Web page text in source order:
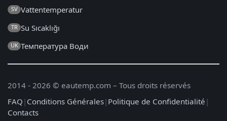
SV Vattentemperatur
TR Su Sıcaklığı
UK Температура Води
2014 - 2026 © eautemp.com – Tous droits réservés
FAQ | Conditions Générales| Politique de Confidentialité |
Contacts